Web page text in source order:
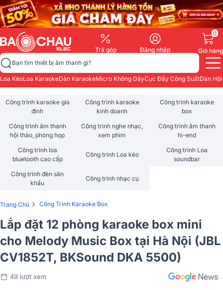
Trả góp Đăng nhập
0
Giỏ hàng
Bạn tìm thiết bị âm thanh gì?
Loa KéoLoa KaraokeDàn KaraokeMicro Không DâyCục Đẩy Công SuấtDàn
Công trình karaoke gia
đình
Công trình karaoke
kinh doanh
Công trình karaoke
box
Công trình âm thanh
hội thảo, phòng họp
Công trình nghe nhạc,
xem phim
Công trình âm thanh
hi-end
Công trình loa
bluetooth cao cấp
Công trình Loa kéo
Công trình Loa
soundbar
Công trình đèn sân
khấu
Công trình nhạc cụ
Trang Chủ › Công Trình Karaoke Box
Lắp đặt 12 phòng karaoke box mini
cho Melody Music Box tại Hà Nội (JBL
CV1852T, BKSound DKA 5500)
49 lượt xem